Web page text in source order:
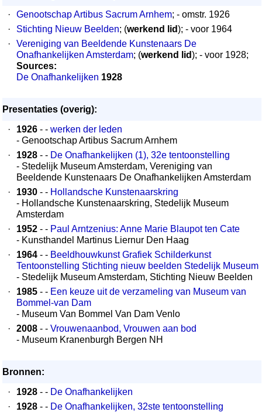
·
Genootschap Artibus Sacrum Arnhem; - omstr. 1926
·
Stichting Nieuw Beelden; (werkend lid); - voor 1964
·
Vereniging van Beeldende Kunstenaars De
Onafhankelijken Amsterdam; (werkend lid); - voor 1928;
Sources:
De Onafhankelijken 1928
Presentaties (overig):
·
1926 - - werken der leden
- Genootschap Artibus Sacrum Arnhem
·
1928 - - De Onafhankelijken (1), 32e tentoonstelling
- Stedelijk Museum Amsterdam, Vereniging van
Beeldende Kunstenaars De Onafhankelijken Amsterdam
·
1930 - - Hollandsche Kunstenaarskring
- Hollandsche Kunstenaarskring, Stedelijk Museum
Amsterdam
·
1952 - - Paul Arntzenius: Anne Marie Blaupot ten Cate
- Kunsthandel Martinus Liernur Den Haag
·
1964 - - Beeldhouwkunst Grafiek Schilderkunst
Tentoonstelling Stichting nieuw beelden Stedelijk Museum
- Stedelijk Museum Amsterdam, Stichting Nieuw Beelden
·
1985 - - Een keuze uit de verzameling van Museum van
Bommel-van Dam
- Museum Van Bommel Van Dam Venlo
·
2008 - - Vrouwenaanbod, Vrouwen aan bod
- Museum Kranenburgh Bergen NH
Bronnen:
·
1928 - - De Onafhankelijken
·
1928 - - De Onafhankelijken, 32ste tentoonstelling